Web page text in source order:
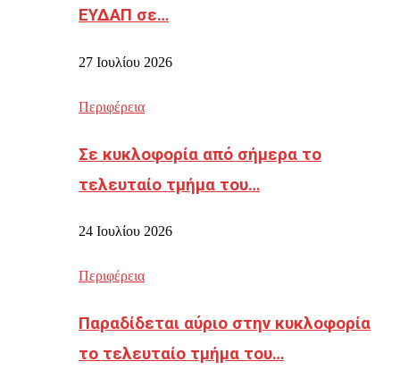
ΕΥΔΑΠ σε…
27 Ιουλίου 2026
Περιφέρεια
Σε κυκλοφορία από σήμερα το
τελευταίο τμήμα του…
24 Ιουλίου 2026
Περιφέρεια
Παραδίδεται αύριο στην κυκλοφορία
το τελευταίο τμήμα του…